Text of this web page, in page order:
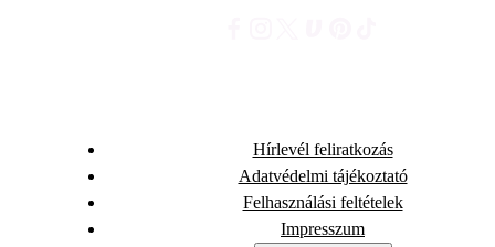
Hírlevél feliratkozás
Adatvédelmi tájékoztató
Felhasználási feltételek
Impresszum